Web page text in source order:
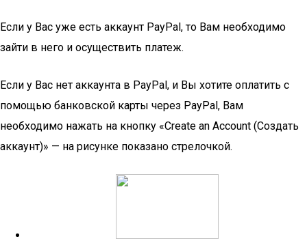
Если у Вас уже есть аккаунт PayPal, то Вам необходимо
зайти в него и осуществить платеж.
Если у Вас нет аккаунта в PayPal, и Вы хотите оплатить с
помощью банковской карты через PayPal, Вам
необходимо нажать на кнопку «Create an Account (Создать
аккаунт)» — на рисунке показано стрелочкой.